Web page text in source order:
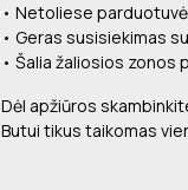
• Netoliese
• Geras susisiekimas
• Šalia žaliosios zonos
Dėl apžiūros
Butui tikus taikomas